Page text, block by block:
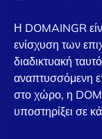
Η DOMAINGR
ενίσχυση των
διαδικτυακή
αναπτυσσόμενη
στο χώρο, η
υποστηρίξει σε